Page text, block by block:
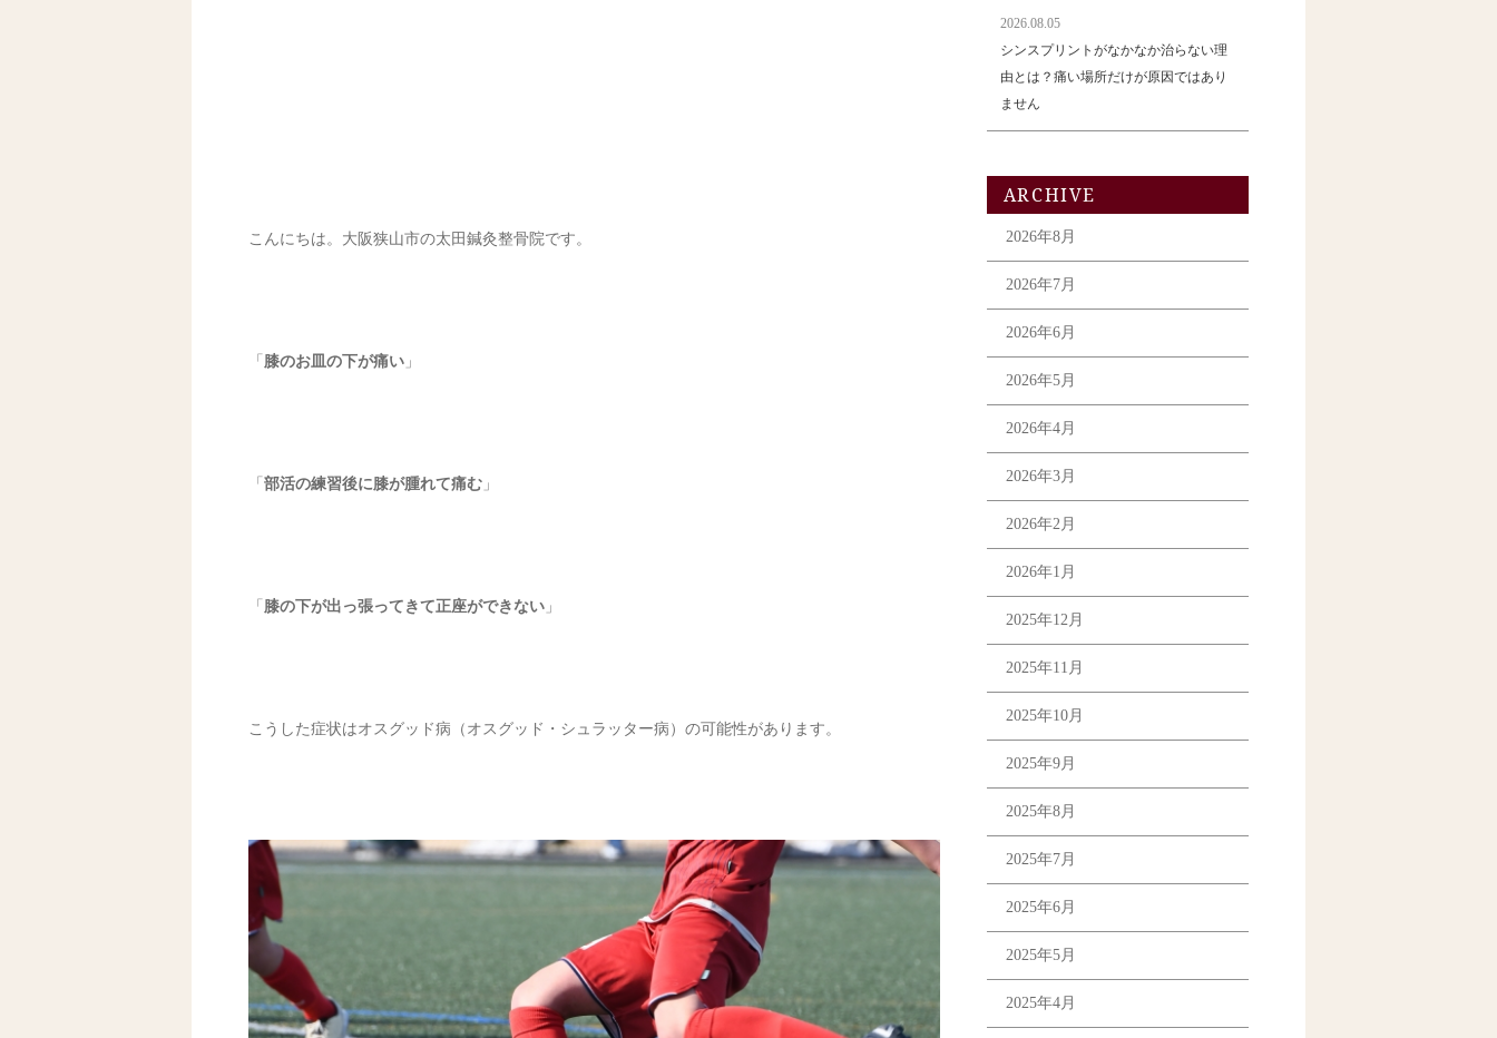
こんにちは。大阪狭山市の太田鍼灸整骨院です。
「 膝のお皿の下が痛い 」
「部活の練習後に膝が腫れて痛む 」
「 膝の下が出っ張ってきて正座ができない 」
こうした症状はオスグッド病（オスグッド・シュラッター病）の可能性があります。
2026.08.05
シンスプリントがなかなか治らない理
由とは？痛い場所だけが原因ではあり
ません
ARCHIVE
2026年8月
2026年7月
2026年6月
2026年5月
2026年4月
2026年3月
2026年2月
2026年1月
2025年12月
2025年11月
2025年10月
2025年9月
2025年8月
2025年7月
2025年6月
2025年5月
2025年4月